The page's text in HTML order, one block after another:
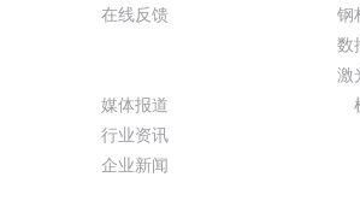
在线反馈
钢
数
激
媒体报道
行业资讯
企业新闻